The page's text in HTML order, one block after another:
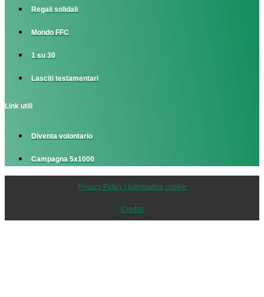
Regali solidali
Mondo FFC
1 su 30
Lasciti testamentari
Link utili
Diventa volontario
Campagna 5x1000
Privacy Policy | Informativa cookie
Credits